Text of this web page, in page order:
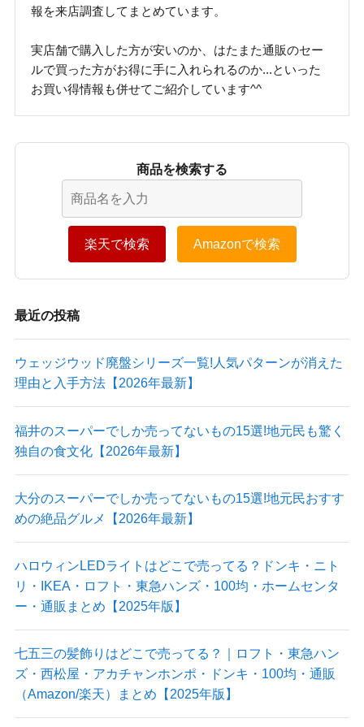
報を来店調査してまとめています。
実店舗で購入した方が安いのか、はたまた通販のセー
ルで買った方がお得に手に入れられるのか...といった
お買い得情報も併せてご紹介しています^^
商品を検索する
楽天で検索 Amazonで検索
最近の投稿
ウェッジウッド廃盤シリーズ一覧!人気パターンが消えた
理由と入手方法【2026年最新】
福井のスーパーでしか売ってないもの15選!地元民も驚く
独自の食文化【2026年最新】
大分のスーパーでしか売ってないもの15選!地元民おすす
めの絶品グルメ【2026年最新】
ハロウィンLEDライトはどこで売ってる？ドンキ・ニト
リ・IKEA・ロフト・東急ハンズ・100均・ホームセンタ
ー・通販まとめ【2025年版】
七五三の髪飾りはどこで売ってる？｜ロフト・東急ハン
ズ・西松屋・アカチャンホンポ・ドンキ・100均・通販
（Amazon/楽天）まとめ【2025年版】